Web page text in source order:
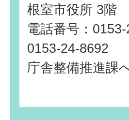
根室市役所 3階
電話番号：
0153-24-8692
庁舎整備推進課